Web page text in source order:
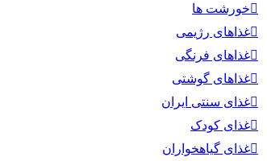
خورشت ها
غذاهای رژیمی
غذاهای فرنگی
غذاهای گوشتی
غذای سنتی ایران
غذای کودک
غذای گیاهخواران